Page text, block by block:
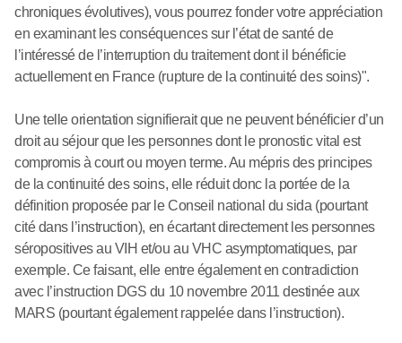
chroniques évolutives), vous pourrez fonder votre appréciation
en examinant les conséquences sur l’état de santé de
l’intéressé de l’interruption du traitement dont il bénéficie
actuellement en France (rupture de la continuité des soins)".
Une telle orientation signifierait que ne peuvent bénéficier d’un
droit au séjour que les personnes dont le pronostic vital est
compromis à court ou moyen terme. Au mépris des principes
de la continuité des soins, elle réduit donc la portée de la
définition proposée par le Conseil national du sida (pourtant
cité dans l’instruction), en écartant directement les personnes
séropositives au VIH et/ou au VHC asymptomatiques, par
exemple. Ce faisant, elle entre également en contradiction
avec l’instruction DGS du 10 novembre 2011 destinée aux
MARS (pourtant également rappelée dans l’instruction).